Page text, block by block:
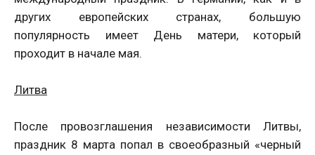
других европейских странах, большую
популярность имеет День матери, который
проходит в начале мая.
Литва
После провозглашения независимости Литвы,
праздник 8 марта попал в своеобразный «черный